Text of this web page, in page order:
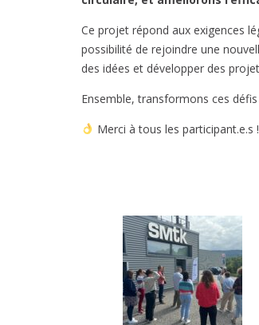
Ce projet répond aux exigences
possibilité de rejoindre une
des idées et développer des
Ensemble, transformons ces
Merci à tous les participant.e.s !